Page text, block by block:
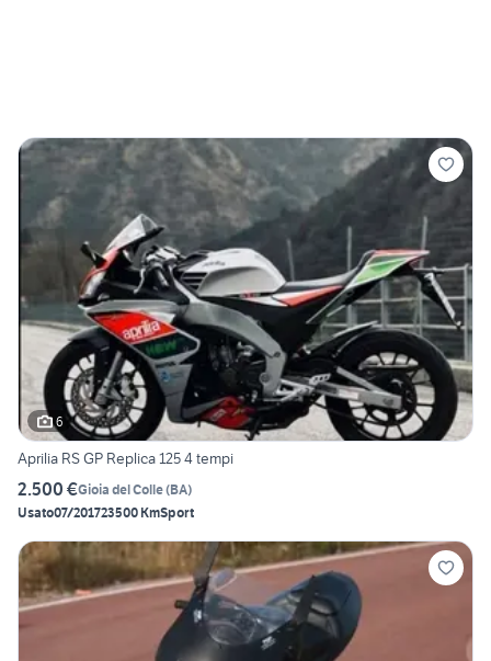
6
Aprilia RS GP Replica 125 4 tempi
2.500 €Gioia del Colle(BA)
Usato07/201723500 KmSport